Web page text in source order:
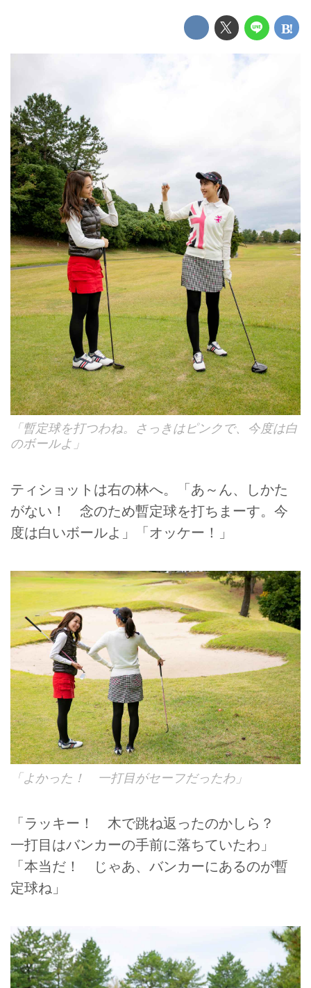
「暫定球を打つわね。さっきはピンクで、今度は白
のボールよ」
ティショットは右の林へ。「あ～ん、しかた
がない！ 念のため暫定球を打ちまーす。今
度は白いボールよ」「オッケー！」
「よかった！ 一打目がセーフだったわ」
「ラッキー！ 木で跳ね返ったのかしら？
一打目はバンカーの手前に落ちていたわ」
「本当だ！ じゃあ、バンカーにあるのが暫
定球ね」